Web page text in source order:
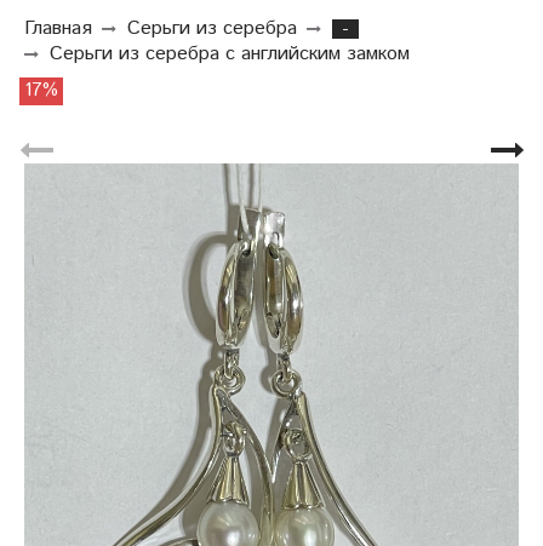
Главная Серьги из серебра
-
Серьги из серебра с английским замком
17%